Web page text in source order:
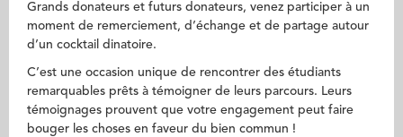
Grands donateurs et futurs donateurs, venez participer à un
moment de remerciement, d’échange et de partage autour
d’un cocktail dinatoire.
C’est une occasion unique de rencontrer des étudiants
remarquables prêts à témoigner de leurs parcours. Leurs
témoignages prouvent que votre engagement peut faire
bouger les choses en faveur du bien commun !